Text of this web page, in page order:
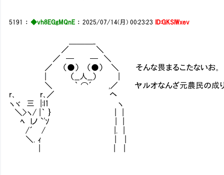
5191 ：◆vh8EGgMQnE ：2025/07/14(月) 00:23:23 ID:GKSlWxev
／ ＼
／ ─ ─ ＼
／ （●） （●） ＼ そんな畏まるこたないお。
| （__人__） |
＼ ｀ ⌒´ ,／ ヤルオなんざ元農民の成り上が
r､ r､／ ヘ
ヽヾ 三 |:l1 ヽ
＼>ヽ/ |｀ ｝ | |
ﾍ lノ `'ｿ | |
/´ / |. |
＼. ｨ | |